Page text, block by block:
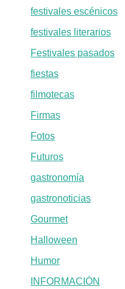
festivales escénicos
festivales literarios
Festivales pasados
fiestas
filmotecas
Firmas
Fotos
Futuros
gastronomía
gastronoticias
Gourmet
Halloween
Humor
INFORMACIÓN